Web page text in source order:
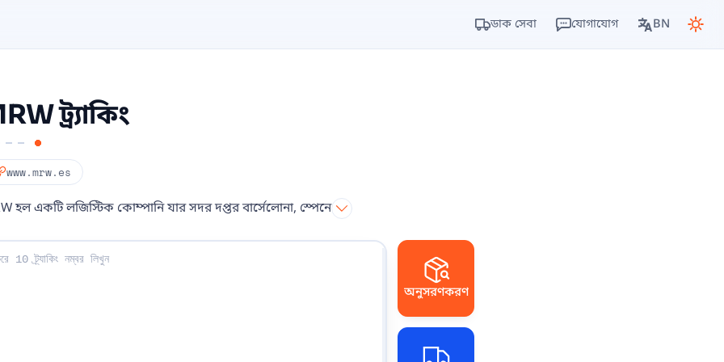
ডাক সেবা যোগাযোগ BN
ট্র্যাকিং
www.mrw.es
হল একটি লজিস্টিক কোম্পানি যার সদর দপ্তর বার্সেলোনা, স্পেনে
অনুসরণকরণ